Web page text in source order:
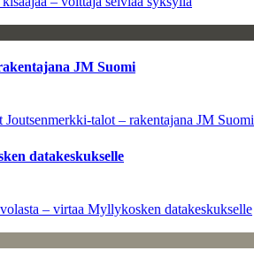
JM Suomi
talot – rakentajana JM Suomi
datakeskukselle
– virtaa Myllykosken datakeskukselle